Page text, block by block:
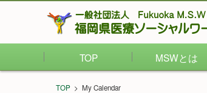
TOP MSWとは
TOP > My Calendar
02:00
03:00